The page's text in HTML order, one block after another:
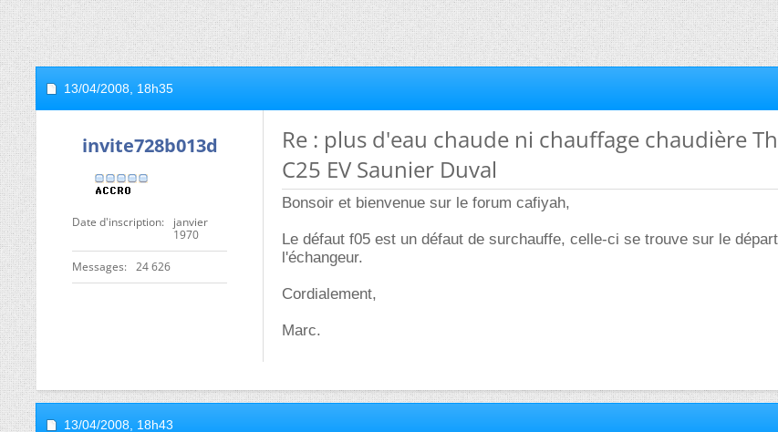
13/04/2008, 18h35
invite728b013d
Date d'inscription
janvier
1970
Messages 24 626
Re : plus d'eau chaude ni chauffage chaudière
C25 EV Saunier Duval
Bonsoir et bienvenue sur le forum cafiyah,
Le défaut f05 est un défaut de surchauffe, celle-ci se trouve sur le
l'échangeur.
Cordialement,
Marc.
13/04/2008, 18h43